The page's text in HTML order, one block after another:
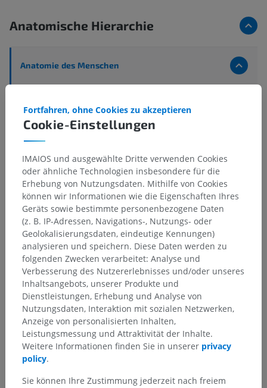
Anatomische Hierarchie
Anatomie des Menschen
Zentraler Abschnitt; Zentralnervensystem> Gehirn>
Großhirnstiele>
Zentrale Strukturen des Mittelhirns
Graue Substanz
Darunterliegende Strukturen:Für dieses anatomische
Teil gibt es keine zugehörigen Strukturen
Übersetzungen
Sie haben einen Fehler gefunden?
Sie können gerne eine Berichtigung, Übersetzung oder
inhaltliche Verbesserung vorschlagen.
Cookie-Einstellungen
Fortfahren, ohne Cookies zu akzeptieren
IMAIOS und ausgewählte Dritte verwenden Cookies
oder ähnliche Technologien insbesondere für die
Erhebung von Nutzungsdaten. Mithilfe von Cookies
können wir Informationen wie die Eigenschaften Ihres
Geräts sowie bestimmte personenbezogene Daten
(z. B. IP-Adressen, Navigations-, Nutzungs- oder
Geolokalisierungsdaten, eindeutige Kennungen)
analysieren und speichern. Diese Daten werden zu
folgenden Zwecken verarbeitet: Analyse und
Verbesserung des Nutzererlebnisses und/oder unseres
Inhaltsangebots, unserer Produkte und
Dienstleistungen, Erhebung und Analyse von
Nutzungsdaten, Interaktion mit sozialen Netzwerken,
Anzeige von personalisierten Inhalten,
Leistungsmessung und Attraktivität der Inhalte.
Weitere Informationen finden Sie in unserer privacy
policy.
Sie können Ihre Zustimmung jederzeit nach freiem